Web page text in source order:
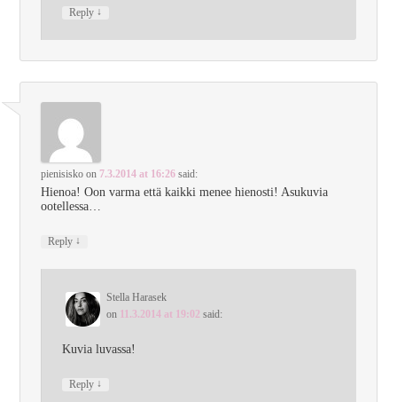
Reply ↓
pienisisko on 7.3.2014 at 16:26 said:
Hienoa! Oon varma että kaikki menee hienosti! Asukuvia
ootellessa…
Reply ↓
Stella Harasek
on 11.3.2014 at 19:02 said:
Kuvia luvassa!
Reply ↓